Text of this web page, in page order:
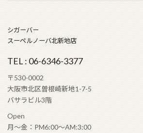
シガーバー
スーペルノーバ北新地店
TEL : 06-6346-3377
〒530-0002
大阪市北区曽根崎新地1-7-5
バサラビル3階
Open
月〜金：PM6:00〜AM:3:00